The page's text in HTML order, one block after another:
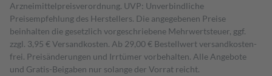
Arzneimittelpreisverordnung. UVP: Unverbindliche
Preisempfehlung des Herstellers. Die angegebenen Preise
beinhalten die gesetzlich vorgeschriebene Mehrwertsteuer, ggf.
zzgl. 3,95 € Versandkosten. Ab 29,00 € Bestell­wert versand­kosten­
frei. Preisänderungen und Irrtümer vorbehalten. Alle Angebote
und Gratis-Beigaben nur solange der Vorrat reicht.